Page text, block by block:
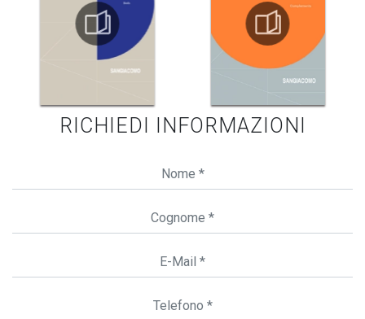
RICHIEDI INFORMAZIONI